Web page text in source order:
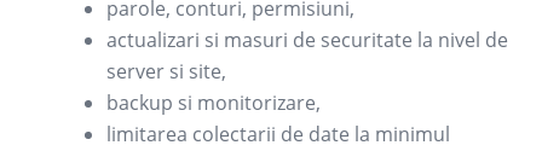
parole, conturi, permisiuni,
actualizari si masuri de securitate la nivel de
server si site,
backup si monitorizare,
limitarea colectarii de date la minimul